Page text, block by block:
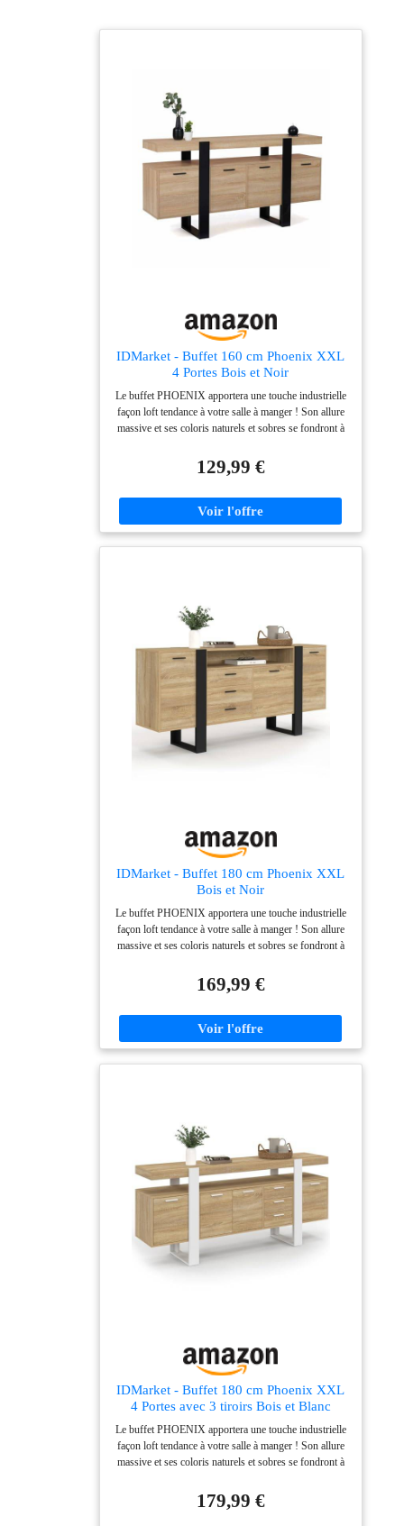
IDMarket - Buffet 160 cm Phoenix XXL
4 Portes Bois et Noir
Le buffet PHOENIX apportera une touche industrielle
façon loft tendance à votre salle à manger ! Son allure
massive et ses coloris naturels et sobres se fondront à
placards et son étagère vous offrent une capacité de
rangement maximale ! Ses pieds larges et ses
robuste Dimensions globales : L.160 cm x l. 40 cm x
H. 80 cm - Hauteur des pieds : 20 cm
129,99 €
IDMarket - Buffet 180 cm Phoenix XXL
Bois et Noir
Le buffet PHOENIX apportera une touche industrielle
façon loft tendance à votre salle à manger ! Son allure
massive et ses coloris naturels et sobres se fondront à
tiroirs et son étagère vous offrent une capacité de
rangement maximale ! Ses pieds larges et ses
robuste Dimensions : L.180 x l. 40 x H. 80 cm -
Hauteur des pieds : 20 cm
169,99 €
IDMarket - Buffet 180 cm Phoenix XXL
4 Portes avec 3 tiroirs Bois et Blanc
Le buffet PHOENIX apportera une touche industrielle
façon loft tendance à votre salle à manger ! Son allure
massive et ses coloris naturels et sobres se fondront à
tiroirs et son étagère vous offrent une capacité de
rangement maximale ! Ses pieds larges et ses
179,99 €